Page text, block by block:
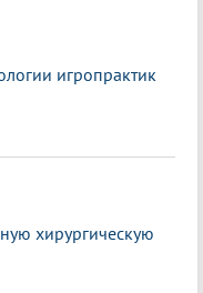
игропрактик
хирургическую